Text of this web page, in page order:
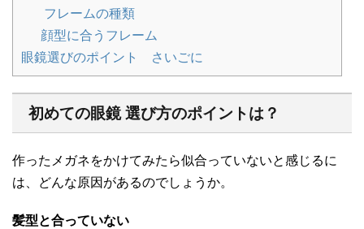
フレームの種類
顔型に合うフレーム
眼鏡選びのポイント さいごに
初めての眼鏡 選び方のポイントは？
作ったメガネをかけてみたら似合っていないと感じるに
は、どんな原因があるのでしょうか。
髪型と合っていない